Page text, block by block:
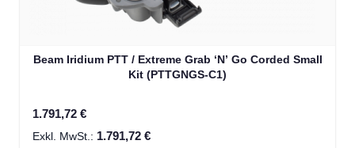
Beam Iridium PTT / Extreme Grab ‘N’ Go Corded Small
Kit (PTTGNGS-C1)
1.791,72 €
1.791,72 €